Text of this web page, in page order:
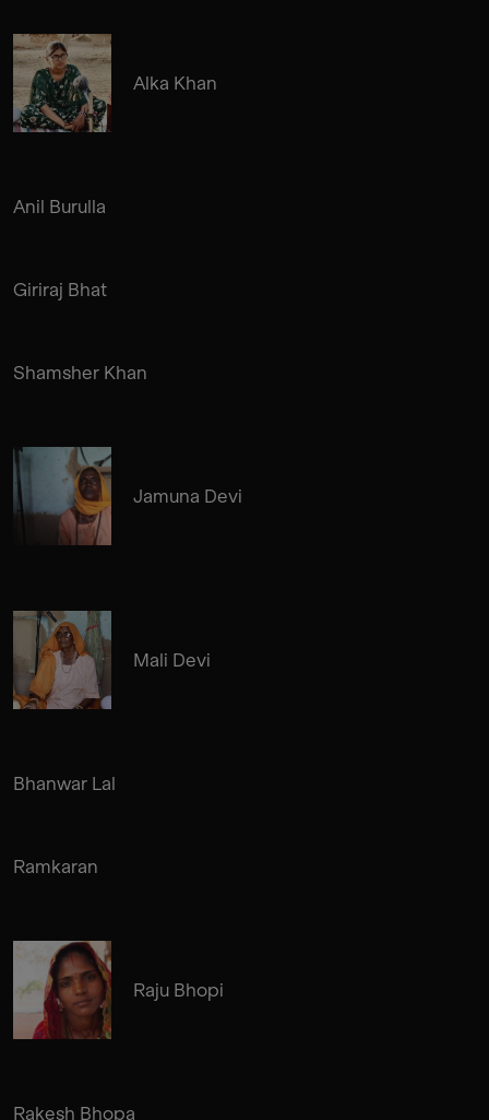
Alka Khan
Anil Burulla
Giriraj Bhat
Shamsher Khan
Jamuna Devi
Mali Devi
Bhanwar Lal
Ramkaran
Raju Bhopi
Rakesh Bhopa